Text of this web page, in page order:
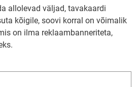
allolevad väljad, tavakaardi
kõigile, soovi korral on võimalik
on ilma reklaambanneriteta,